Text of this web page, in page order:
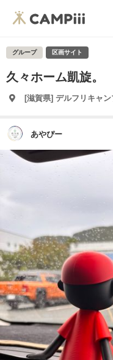
グループ 区画サイト
久々ホーム凱旋。
[滋賀県] デルフリキャ
あやぴー